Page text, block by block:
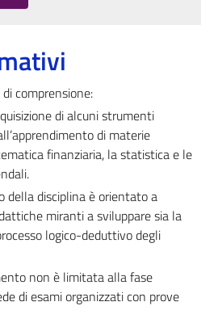
comprensione:
di alcuni strumenti
di materie
finanziaria, la statistica e le
della disciplina è orientato a
miranti a sviluppare sia la
logico-deduttivo degli
non è limitata alla fase
di esami organizzati con prove